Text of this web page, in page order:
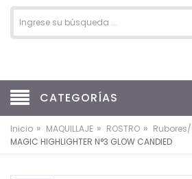
CATEGORÍAS
Inicio » MAQUILLAJE » ROSTRO »
MAGIC HIGHLIGHTER N°3 GLOW CANDIED